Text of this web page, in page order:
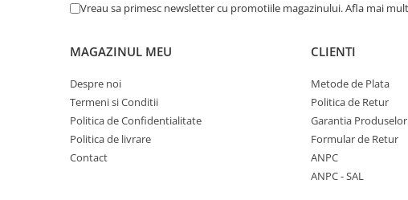
Vreau sa primesc newsletter cu promotiile magazinului. Afla mai
MAGAZINUL MEU
Despre noi
Termeni si Conditii
Politica de Confidentialitate
Politica de livrare
Contact
CLIENTI
Metode de Plata
Politica de Retur
Garantia Produselor
Formular de Retur
ANPC
ANPC - SAL